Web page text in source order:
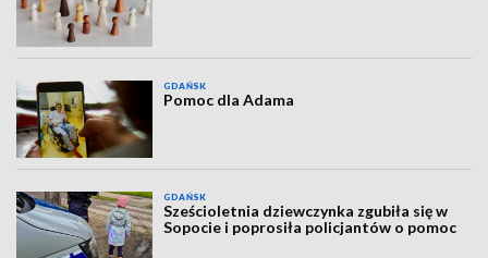
GDAŃSK
Pomoc dla Adama
GDAŃSK
Sześcioletnia dziewczynka zgubiła się w
Sopocie i poprosiła policjantów o pomoc